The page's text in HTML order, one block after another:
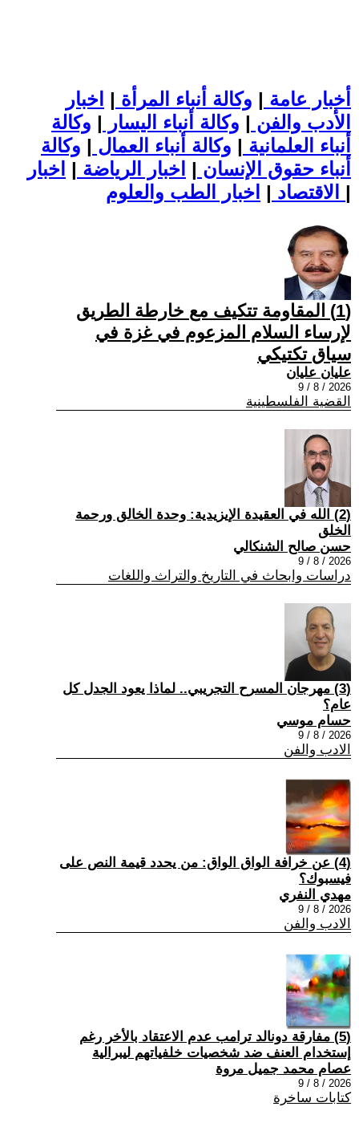
أخبار عامة | وكالة أنباء المرأة | اخبار
الأدب والفن | وكالة أنباء اليسار | وكالة
أنباء العلمانية | وكالة أنباء العمال | وكالة
أنباء حقوق الإنسان | اخبار الرياضة | اخبار
الاقتصاد | |
(1) المقاومة تتكيف مع خارطة الطريق
لإرساء السلام المزعوم في غزة في
سياق تكتيكي
عليان عليان
2026 / 8 / 9
القضية الفلسطينية
(2) الله في العقيدة الإيزيدية: وحدة الخالق ورحمة
الخلق
حسن صالح الشنكالي
2026 / 8 / 9
دراسات وابحاث في التاريخ والتراث واللغات
(3) مهرجان المسرح التجريبي.. لماذا يعود الجدل كل
عام؟
حسام موسي
2026 / 8 / 9
الادب والفن
(4) عن خرافة الواق الواق: من يحدد قيمة النص على
فيسبوك؟
مهدي النفري
2026 / 8 / 9
الادب والفن
(5) مفارقة دونالد ترامب عدم الاعتقاد بالأخر رغم
إستخدام العنف ضد شخصيات خلفياتهم ليبرالية
عصام محمد جميل مروة
2026 / 8 / 9
كتابات ساخرة